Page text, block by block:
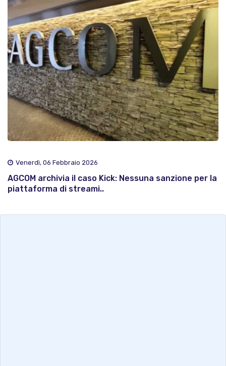
Venerdì, 06 Febbraio 2026
AGCOM archivia il caso Kick: Nessuna sanzione per la
piattaforma di streami..